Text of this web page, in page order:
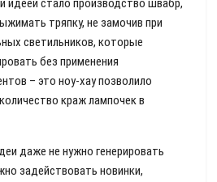
идеей стало производство швабр,
тряпку, не замочив при
светильников, которые
без применения
– это ноу-хау позволило
краж лампочек в
даже не нужно генерировать
задействовать новинки,